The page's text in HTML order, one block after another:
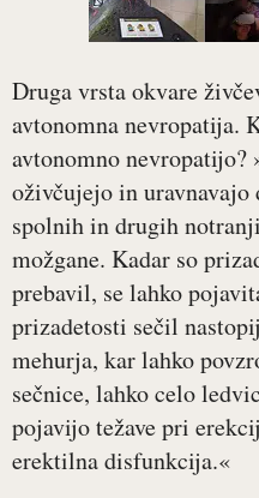
Druga vrsta okvare
avtonomna nevropatija.
avtonomno
oživčujejo in
spolnih in drugih
možgane. Kadar so
prebavil, se lahko
prizadetosti sečil
mehurja, kar lahko
sečnice, lahko celo
pojavijo težave pri
erektilna disfunkcija.«